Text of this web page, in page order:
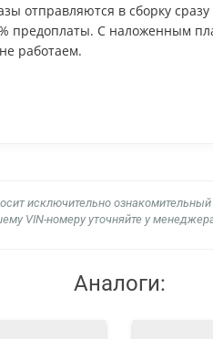
отправляются в сборку сразу
предоплаты. С наложенным
работаем.
исключительно
VIN-номеру уточняйте у
Аналоги: